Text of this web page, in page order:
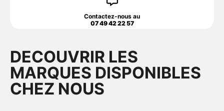
Contactez-nous au
07 49 42 22 57
DECOUVRIR LES
MARQUES DISPONIBLES
CHEZ NOUS